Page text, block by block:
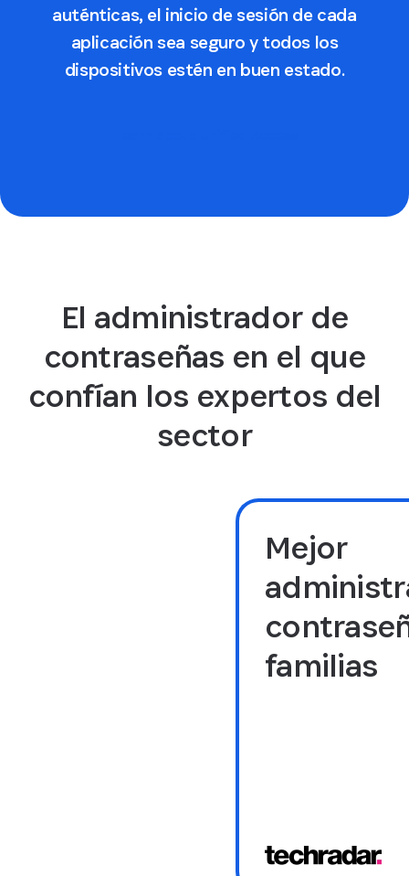
auténticas, el inicio de sesión de cada
aplicación sea seguro y todos los
dispositivos estén en buen estado.
El administrador de
contraseñas en el que
confían los expertos del
sector
Mejor
familias